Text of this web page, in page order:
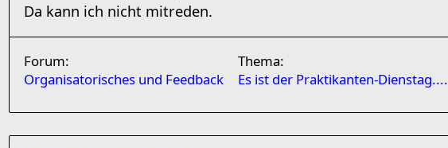
Da kann ich nicht mitreden.
Forum:
Organisatorisches und Feedback
Thema:
Es ist der Praktikanten-Dienstag....